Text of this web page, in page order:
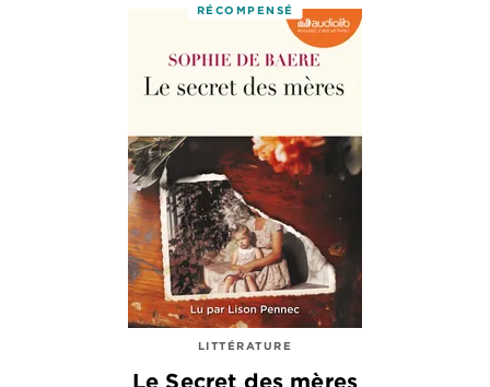
RÉCOMPENSÉ
LITTÉRATURE
Le Secret des mères